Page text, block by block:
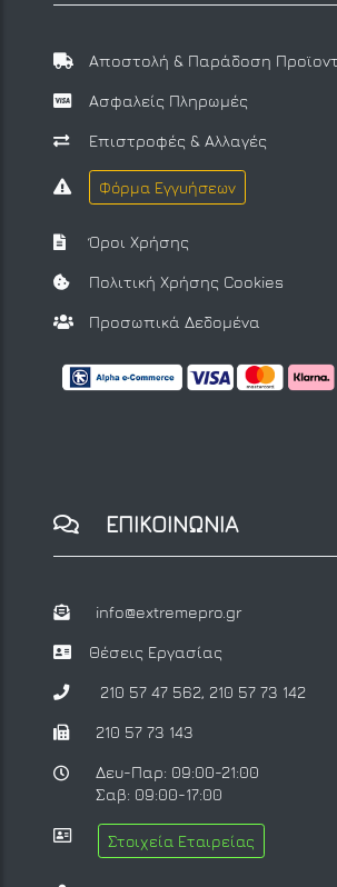
Αποστολή & Παράδοση
Ασφαλείς Πληρωμές
Επιστροφές & Αλλαγές
Φόρμα Εγγυήσεων
Όροι Χρήσης
Πολιτική Χρήσης Cookies
Προσωπικά Δεδομένα
ΕΠΙΚΟΙΝΩΝΙΑ
info@extremepro.gr
Θέσεις Εργασίας
210 57 47 562, 210 57 73 142
210 57 73 143
Δευ-Παρ: 09:00-21:00
Σαβ: 09:00-17:00
Στοιχεία Εταιρείας